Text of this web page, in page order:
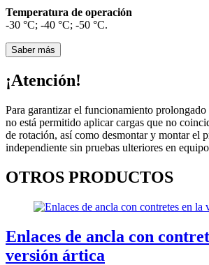
Temperatura de operación
-30 °С; -40 °С; -50 °С.
Saber más
¡Atención!
Para garantizar el funcionamiento
no está permitido aplicar cargas que no
de rotación, así como desmontar y montar el
independiente sin pruebas ulteriores en
OTROS PRODUCTOS
Enlaces de ancla con
versión ártica